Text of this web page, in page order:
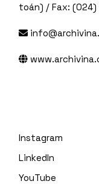
toán) / Fax: (024)
Instagram
LinkedIn
YouTube